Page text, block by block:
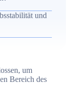
zur
und
um
Bereich des